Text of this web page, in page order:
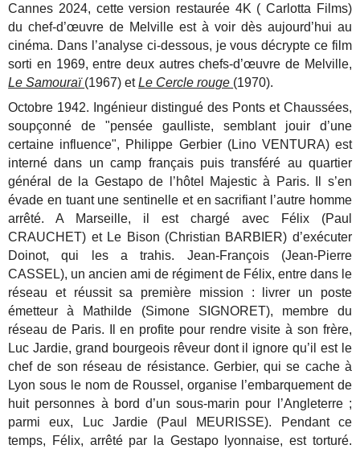
Cannes 2024, cette version restaurée 4K ( Carlotta Films)
du chef-d’œuvre de Melville est à voir dès aujourd’hui au
cinéma. Dans l’analyse ci-dessous, je vous décrypte ce film
sorti en 1969, entre deux autres chefs-d’œuvre de Melville,
Le Samouraï(1967) etLe Cercle rouge (1970).
Octobre 1942. Ingénieur distingué des Ponts et Chaussées,
soupçonné de "pensée gaulliste, semblant jouir d’une
certaine influence", Philippe Gerbier (Lino VENTURA) est
interné dans un camp français puis transféré au quartier
général de la Gestapo de l’hôtel Majestic à Paris. Il s’en
évade en tuant une sentinelle et en sacrifiant l’autre homme
arrêté. A Marseille, il est chargé avec Félix (Paul
CRAUCHET) et Le Bison (Christian BARBIER) d’exécuter
Doinot, qui les a trahis. Jean-François (Jean-Pierre
CASSEL), un ancien ami de régiment de Félix, entre dans le
réseau et réussit sa première mission : livrer un poste
émetteur à Mathilde (Simone SIGNORET), membre du
réseau de Paris. Il en profite pour rendre visite à son frère,
Luc Jardie, grand bourgeois rêveur dont il ignore qu’il est le
chef de son réseau de résistance. Gerbier, qui se cache à
Lyon sous le nom de Roussel, organise l’embarquement de
huit personnes à bord d’un sous-marin pour l’Angleterre ;
parmi eux, Luc Jardie (Paul MEURISSE). Pendant ce
temps, Félix, arrêté par la Gestapo lyonnaise, est torturé.